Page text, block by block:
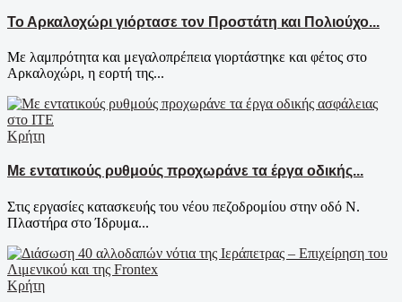
Το Αρκαλοχώρι γιόρτασε τον Προστάτη και Πολιούχο...
Με λαμπρότητα και μεγαλοπρέπεια γιορτάστηκε και φέτος στο
Αρκαλοχώρι, η εορτή της...
Κρήτη
Με εντατικούς ρυθμούς προχωράνε τα έργα οδικής...
Στις εργασίες κατασκευής του νέου πεζοδρομίου στην οδό Ν.
Πλαστήρα στο Ίδρυμα...
Κρήτη